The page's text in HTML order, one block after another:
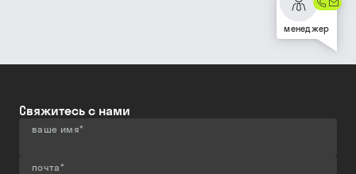
менеджер
Свяжитесь с нами
ваше имя*
почта*